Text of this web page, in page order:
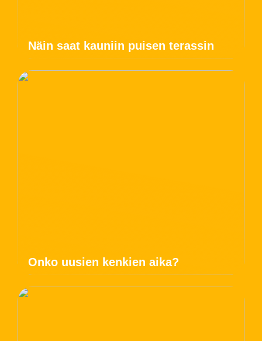
Näin saat kauniin puisen terassin
Onko uusien kenkien aika?